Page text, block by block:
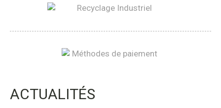
ACTUALITÉS